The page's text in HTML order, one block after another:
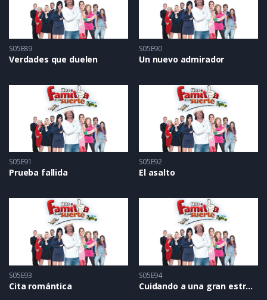
S05E89
Verdades que duelen
S05E90
Un nuevo admirador
S05E91
Prueba fallida
S05E92
El asalto
S05E93
Cita romántica
S05E94
Cuidando a una gran estrella